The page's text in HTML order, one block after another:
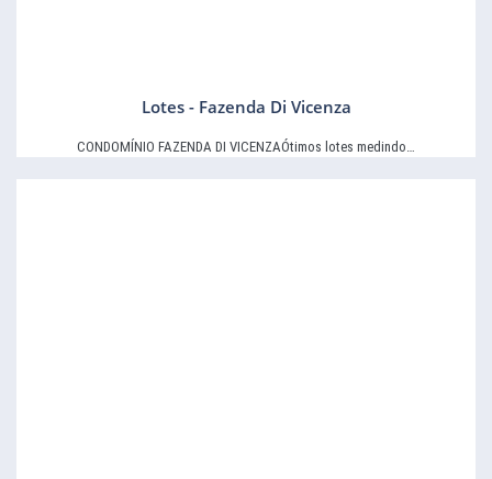
Lotes - Fazenda Di Vicenza
CONDOMÍNIO FAZENDA DI VICENZAÓtimos lotes medindo…